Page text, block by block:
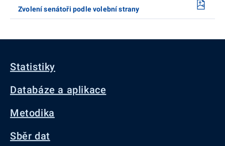
Zvolení senátoři podle volební strany
Statistiky
Databáze a aplikace
Metodika
Sběr dat